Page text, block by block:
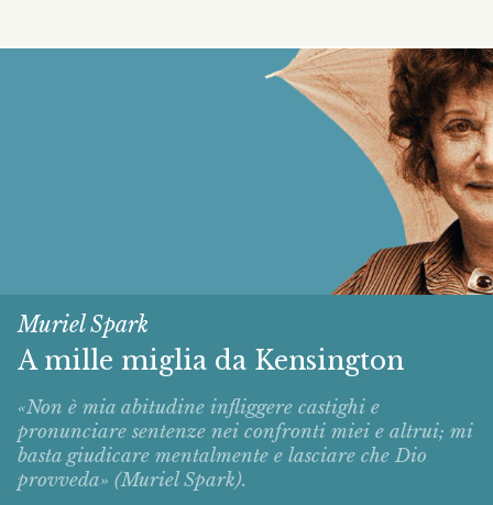
Muriel Spark
A mille miglia da Kensington
«Non è mia abitudine infliggere castighi e
pronunciare sentenze nei confronti miei e altrui; mi
basta giudicare mentalmente e lasciare che Dio
provveda» (Muriel Spark).